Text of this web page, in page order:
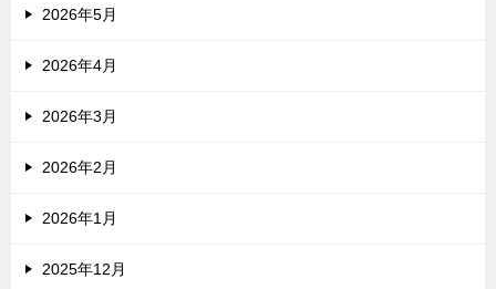
2026年5月
2026年4月
2026年3月
2026年2月
2026年1月
2025年12月